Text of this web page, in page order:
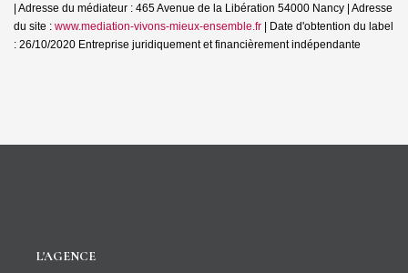
| Adresse du médiateur : 465 Avenue de la Libération 54000 Nancy | Adresse
du site : www.mediation-vivons-mieux-ensemble.fr | Date d'obtention du label
: 26/10/2020 Entreprise juridiquement et financièrement indépendante
L'AGENCE